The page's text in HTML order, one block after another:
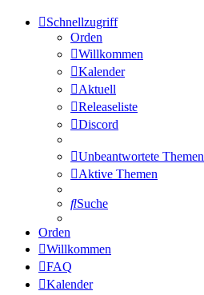
Schnellzugriff
Orden
Willkommen
Kalender
Aktuell
Releaseliste
Discord
Unbeantwortete Themen
Aktive Themen
Suche
Orden
Willkommen
FAQ
Kalender